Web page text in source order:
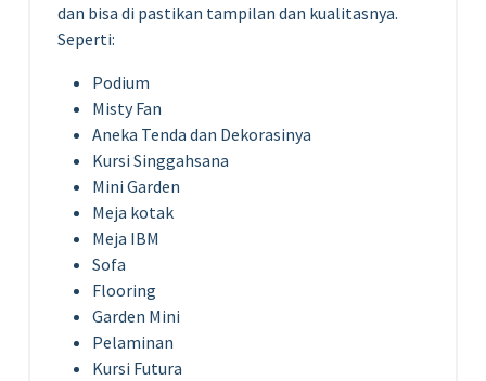
dan bisa di pastikan tampilan dan kualitasnya.
Seperti:
Podium
Misty Fan
Aneka Tenda dan Dekorasinya
Kursi Singgahsana
Mini Garden
Meja kotak
Meja IBM
Sofa
Flooring
Garden Mini
Pelaminan
Kursi Futura